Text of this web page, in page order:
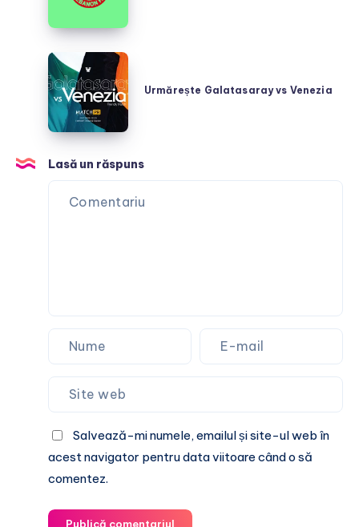
Premier
League
Urmărește
Galatasaray
vs
Venezia
Urmărește Galatasaray vs Venezia
Lasă un răspuns
Salvează-mi numele, emailul și site-ul web în
acest navigator pentru data viitoare când o să
comentez.
Publică comentariul